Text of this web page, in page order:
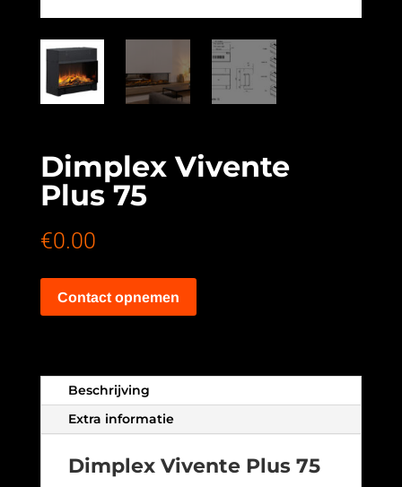
Dimplex Vivente
Plus 75
€0.00
Contact opnemen
Beschrijving
Extra informatie
Dimplex Vivente Plus 75